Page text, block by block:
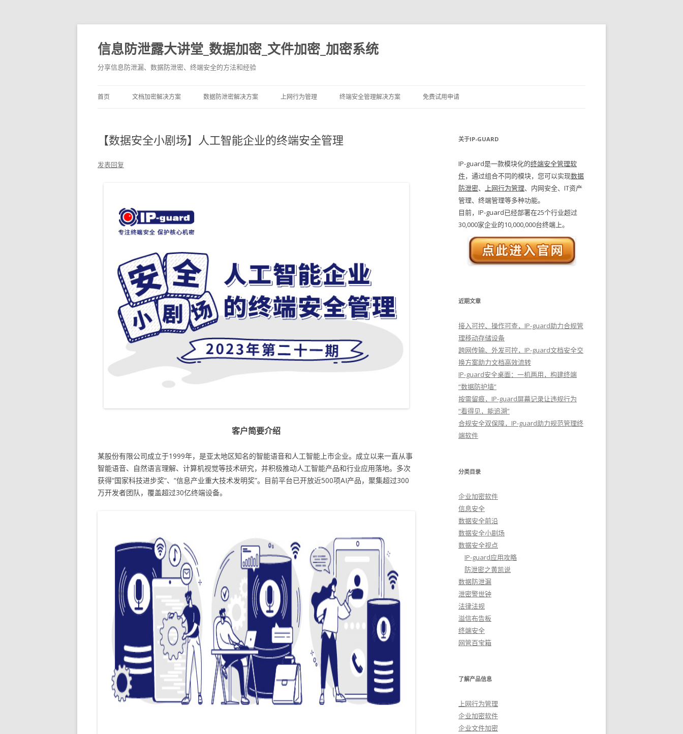
信息防泄露大讲堂_数据加密_文件加密_加密系统
分享信息防泄漏、数据防泄密、终端安全的方法和经验
首页 文档加密解决方案 数据防泄密解决方案 上网行为管理 终端安全管理解决方案 免费试用申请
【数据安全小剧场】人工智能企业的终端安全管理
发表回复
客户简要介绍
某股份有限公司成立于1999年，是亚太地区知名的智能语音和人工智能上市企业。成立以来一直从事
智能语音、自然语言理解、计算机视觉等技术研究，并积极推动人工智能产品和行业应用落地。多次
获得“国家科技进步奖“、“信息产业重大技术发明奖”。目前平台已开放近500项AI产品，聚集超过300
万开发者团队，覆盖超过30亿终端设备。
关于IP-GUARD
IP-guard是一款模块化的终端安全管理软
件，通过组合不同的模块，您可以实现数据
防泄密、 上网行为管理、内网安全、IT资产
管理、终端管理等多种功能。
目前，IP-guard已经部署在25个行业超过
30,000家企业的10,000,000台终端上。
近期文章
接入可控、操作可查，IP-guard助力合规管
理移动存储设备
跨网传输、外发可控，IP-guard文档安全交
换方案助力文档高效流转
IP-guard安全桌面：一机两用，构建终端
“数据防护墙”
按需留痕，IP-guard屏幕记录让违规行为
“看得见，能追溯”
合规安全双保障，IP-guard助力规范管理终
端软件
分类目录
企业加密软件
信息安全
数据安全前沿
数据安全小剧场
数据安全视点
IP-guard应用攻略
防泄密之黄凯说
数据防泄漏
泄密警世钟
法律法规
溢信布告板
终端安全
网管百宝箱
了解产品信息
上网行为管理
企业加密软件
企业文件加密